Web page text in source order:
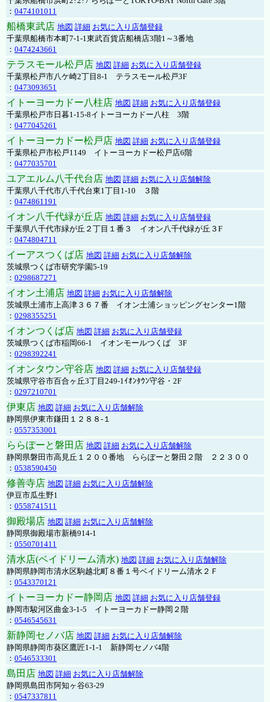
： 0474101011
船橋東武店 地図 詳細 お気に入り店舗登録
千葉県船橋市本町7-1-1東武百貨店船橋店3階1～3番地
： 0474243661
テラスモール松戸店 地図 詳細 お気に入り店舗登録
千葉県松戸市八ケ崎2丁目8-1 テラスモール松戸3F
： 0473093651
イトーヨーカドー八柱店 地図 詳細 お気に入り店舗登録
千葉県松戸市日暮1-15-8イトーヨーカドー八柱 3階
： 0477045261
イトーヨーカドー松戸店 地図 詳細 お気に入り店舗登録
千葉県松戸市松戸1149 イトーヨーカドー松戸店6階
： 0477035701
ユアエルム八千代台店 地図 詳細 お気に入り店舗解除
千葉県八千代市八千代台東1丁目1-10 ３階
： 0474861191
イオン八千代緑が丘店 地図 詳細 お気に入り店舗登録
千葉県八千代市緑が丘２丁目１番３ イオン八千代緑が丘３F
： 0474804711
イーアスつくば店 地図 詳細 お気に入り店舗解除
茨城県つくば市研究学園5-19
： 0298687271
イオン土浦店 地図 詳細 お気に入り店舗解除
茨城県土浦市上高津３６７番 イオン土浦ショッピングセンター1階
： 0298355251
イオンつくば店 地図 詳細 お気に入り店舗登録
茨城県つくば市稲岡66-1 イオンモールつくば 3F
： 0298392241
イオンタウン守谷店 地図 詳細 お気に入り店舗登録
茨城県守谷市百合ヶ丘3丁目249-1ｲｵﾝﾀｳﾝ守谷・2F
： 0297210701
伊東店 地図 詳細 お気に入り店舗解除
静岡県伊東市鎌田１２８８-１
： 0557353001
ららぽーと磐田店 地図 詳細 お気に入り店舗解除
静岡県磐田市高見丘１２００番地 ららぽーと磐田２階 ２２３００
： 0538590450
修善寺店 地図 詳細 お気に入り店舗解除
伊豆市瓜生野1
： 0558741511
御殿場店 地図 詳細 お気に入り店舗解除
静岡県御殿場市新橋914-1
： 0550701411
清水店(ベイドリーム清水) 地図 詳細 お気に入り店舗解除
静岡県静岡市清水区駒越北町８番１号ベイドリーム清水２Ｆ
： 0543370121
イトーヨーカドー静岡店 地図 詳細 お気に入り店舗登録
静岡市駿河区曲金3-1-5 イトーヨーカドー静岡２階
： 0546545631
新静岡セノバ店 地図 詳細 お気に入り店舗解除
静岡県静岡市葵区鷹匠1-1-1 新静岡セノバ4階
： 0546533301
島田店 地図 詳細 お気に入り店舗解除
静岡県島田市阿知ヶ谷63-29
： 0547337811